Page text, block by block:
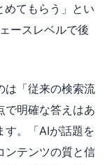
めてもらう」とい
ースレベルで後
は「従来の検索流
で明確な答えはあ
す。「AIが話題を
ンテンツの質と信